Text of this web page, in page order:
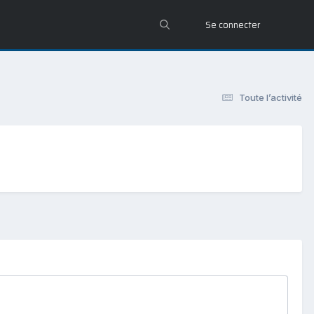
Se connecter
Toute l’activité